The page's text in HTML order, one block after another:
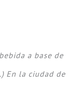
a base de
En la ciudad de